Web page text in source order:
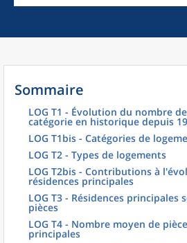
Sommaire
LOG T1 - Évolution du nombre
catégorie en historique depuis
LOG T1bis - Catégories de
LOG T2 - Types de logements
LOG T2bis - Contributions à
résidences principales
LOG T3 - Résidences principales
pièces
LOG T4 - Nombre moyen de
principales